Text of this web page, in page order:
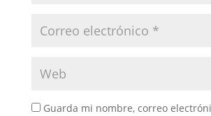
Guarda mi nombre, correo